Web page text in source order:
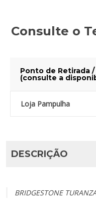
Consulte o
Ponto de Retirada
(consulte a
Loja Pampulha
DESCRIÇÃO
BRIDGESTONE